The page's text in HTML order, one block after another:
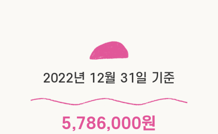
2022년 12월 31일 기준
5,786,000원